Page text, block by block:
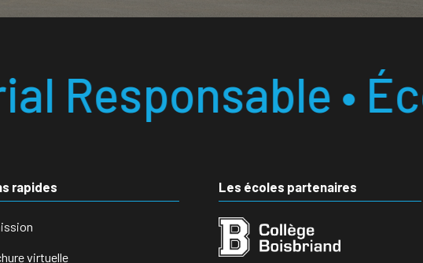
• École
rapides
virtuelle
Les écoles partenaires